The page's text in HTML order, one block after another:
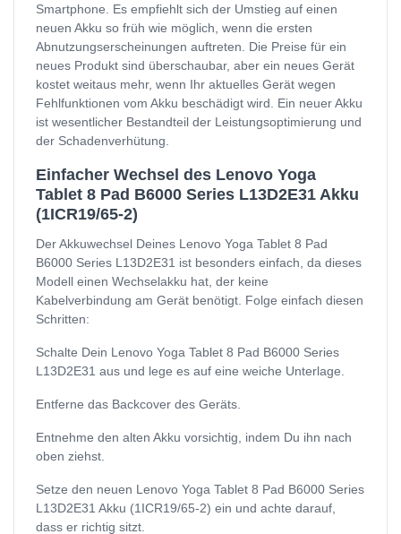
Smartphone. Es empfiehlt sich der Umstieg auf einen
neuen Akku so früh wie möglich, wenn die ersten
Abnutzungserscheinungen auftreten. Die Preise für ein
neues Produkt sind überschaubar, aber ein neues Gerät
kostet weitaus mehr, wenn Ihr aktuelles Gerät wegen
Fehlfunktionen vom Akku beschädigt wird. Ein neuer Akku
ist wesentlicher Bestandteil der Leistungsoptimierung und
der Schadenverhütung.
Einfacher Wechsel des Lenovo Yoga
Tablet 8 Pad B6000 Series L13D2E31 Akku
(1ICR19/65-2)
Der Akkuwechsel Deines Lenovo Yoga Tablet 8 Pad
B6000 Series L13D2E31 ist besonders einfach, da dieses
Modell einen Wechselakku hat, der keine
Kabelverbindung am Gerät benötigt. Folge einfach diesen
Schritten:
Schalte Dein Lenovo Yoga Tablet 8 Pad B6000 Series
L13D2E31 aus und lege es auf eine weiche Unterlage.
Entferne das Backcover des Geräts.
Entnehme den alten Akku vorsichtig, indem Du ihn nach
oben ziehst.
Setze den neuen Lenovo Yoga Tablet 8 Pad B6000 Series
L13D2E31 Akku (1ICR19/65-2) ein und achte darauf,
dass er richtig sitzt.